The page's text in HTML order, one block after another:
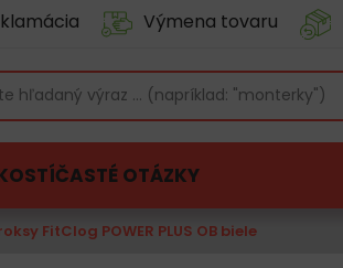
Výmena tovaru
ČASTÉ OTÁZKY
FitClog POWER PLUS OB biele